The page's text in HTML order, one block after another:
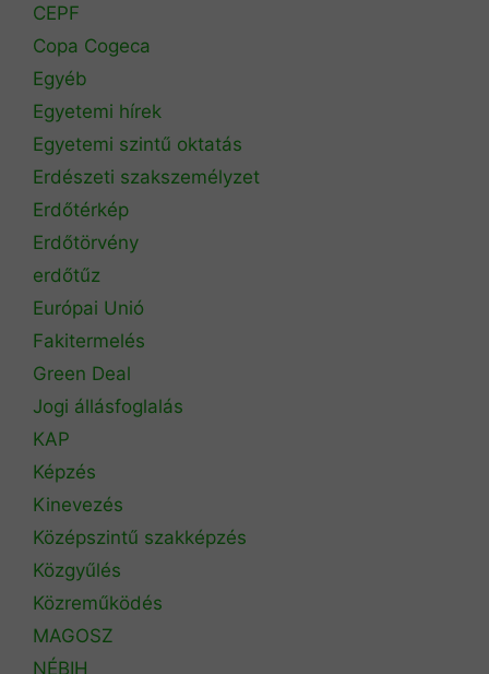
CEPF
Copa Cogeca
Egyéb
Egyetemi hírek
Egyetemi szintű oktatás
Erdészeti szakszemélyzet
Erdőtérkép
Erdőtörvény
erdőtűz
Európai Unió
Fakitermelés
Green Deal
Jogi állásfoglalás
KAP
Képzés
Kinevezés
Középszintű szakképzés
Közgyűlés
Közreműködés
MAGOSZ
NÉBIH